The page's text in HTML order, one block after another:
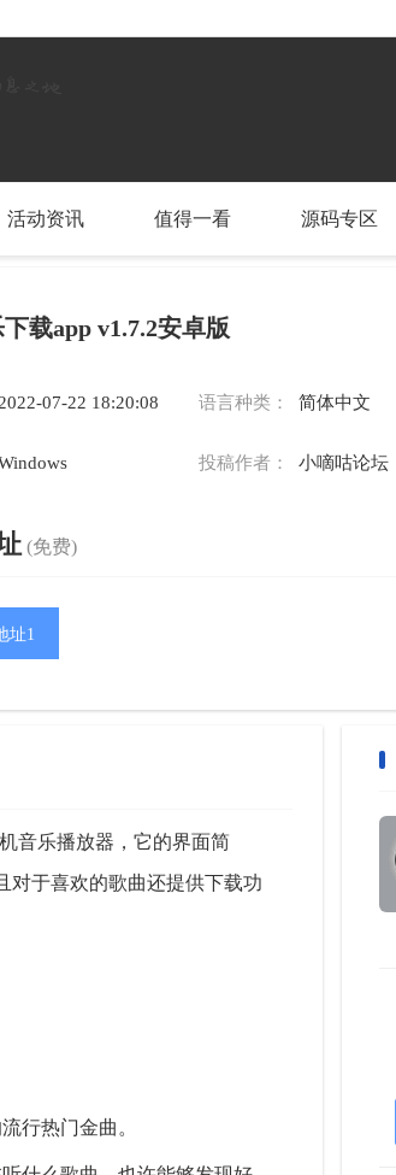
活动资讯 值得一看 源码专区
载app v1.7.2安卓版
2022-07-22 18:20:08 语言种类： 简体中文
投稿作者： 小嘀咕论坛
(免费)
址1
音乐播放器，它的界面简
对于喜欢的歌曲还提供下载功
行热门金曲。